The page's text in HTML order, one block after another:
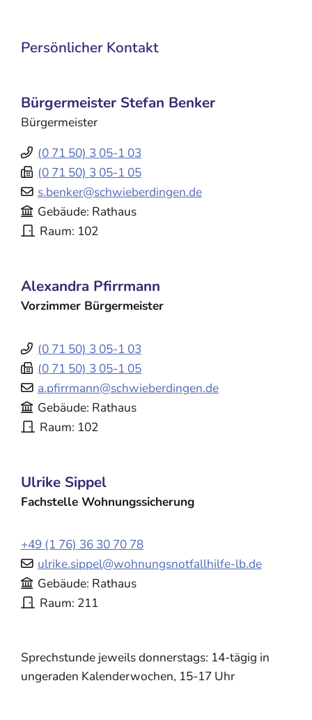
Persönlicher Kontakt
Bürgermeister Stefan Benker
Bürgermeister
(0 71 50) 3 05-1 03
(0 71 50) 3 05-1 05
s.benker@schwieberdingen.de
Gebäude Rathaus
Raum 102
Alexandra Pfirrmann
Vorzimmer Bürgermeister
(0 71 50) 3 05-1 03
(0 71 50) 3 05-1 05
a.pfirrmann@schwieberdingen.de
Gebäude Rathaus
Raum 102
Ulrike Sippel
Fachstelle Wohnungssicherung
+49 (1 76) 36 30 70 78
ulrike.sippel@wohnungsnotfallhilfe-lb.de
Gebäude Rathaus
Raum 211
Sprechstunde jeweils donnerstags: 14-tägig in
ungeraden Kalenderwochen, 15-17 Uhr